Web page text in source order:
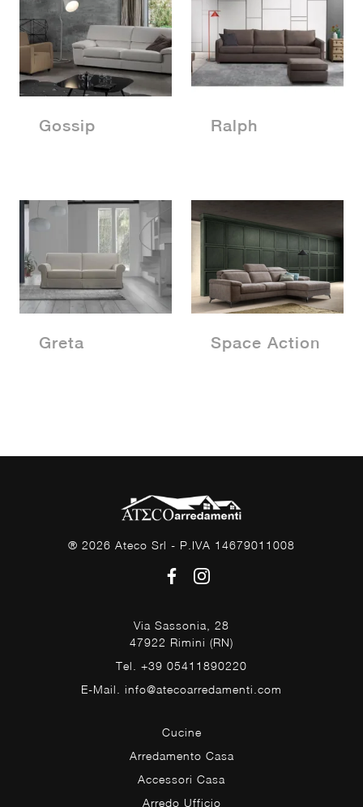
Gossip Ralph
Greta Space Action
® 2026 Ateco Srl - P.IVA 14679011008
Via Sassonia, 28
47922 Rimini (RN)
Tel. +39 05411890220
E-Mail. info@atecoarredamenti.com
Cucine
Arredamento Casa
Accessori Casa
Arredo Ufficio